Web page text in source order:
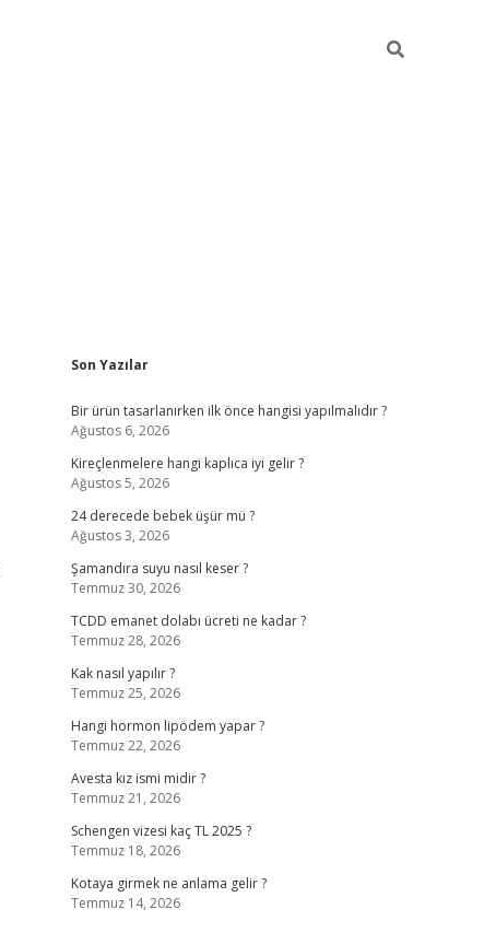
Sidebar
Son Yazılar
Bir ürün tasarlanırken ilk önce hangisi yapılmalıdır ?
Ağustos 6, 2026
Kireçlenmelere hangi kaplıca iyi gelir ?
Ağustos 5, 2026
24 derecede bebek üşür mü ?
Ağustos 3, 2026
Şamandıra suyu nasıl keser ?
Temmuz 30, 2026
TCDD emanet dolabı ücreti ne kadar ?
Temmuz 28, 2026
Kak nasıl yapılır ?
Temmuz 25, 2026
Hangi hormon lipödem yapar ?
Temmuz 22, 2026
Avesta kız ismi midir ?
Temmuz 21, 2026
Schengen vizesi kaç TL 2025 ?
Temmuz 18, 2026
Kotaya girmek ne anlama gelir ?
Temmuz 14, 2026